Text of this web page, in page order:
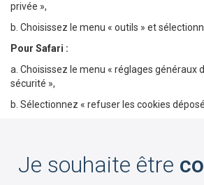
privée »,
b. Choisissez le menu « outils » et
Pour Safari :
a. Choisissez le menu « réglages généraux
sécurité »,
b. Sélectionnez « refuser les cookies
Je souhaite être